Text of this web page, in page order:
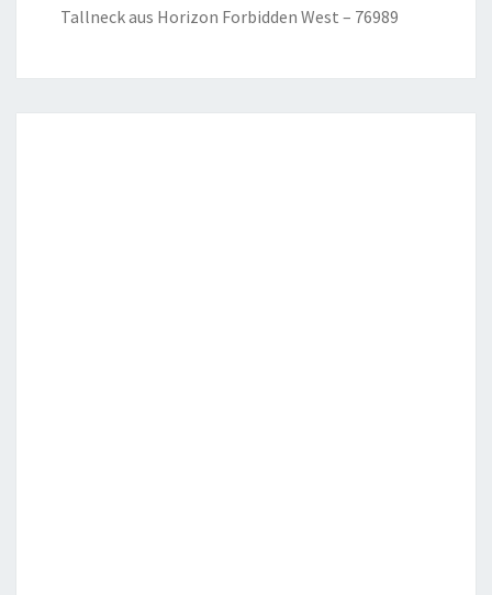
Tallneck aus Horizon Forbidden West – 76989